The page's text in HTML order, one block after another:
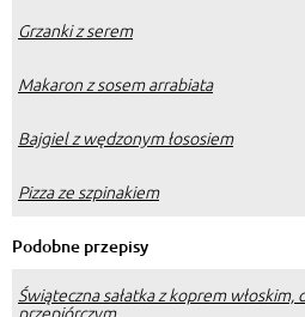
Grzanki z serem
Makaron z sosem arrabiata
Bajgiel z wędzonym łososiem
Pizza ze szpinakiem
Podobne przepisy
Świąteczna sałatka z koprem włoskim,